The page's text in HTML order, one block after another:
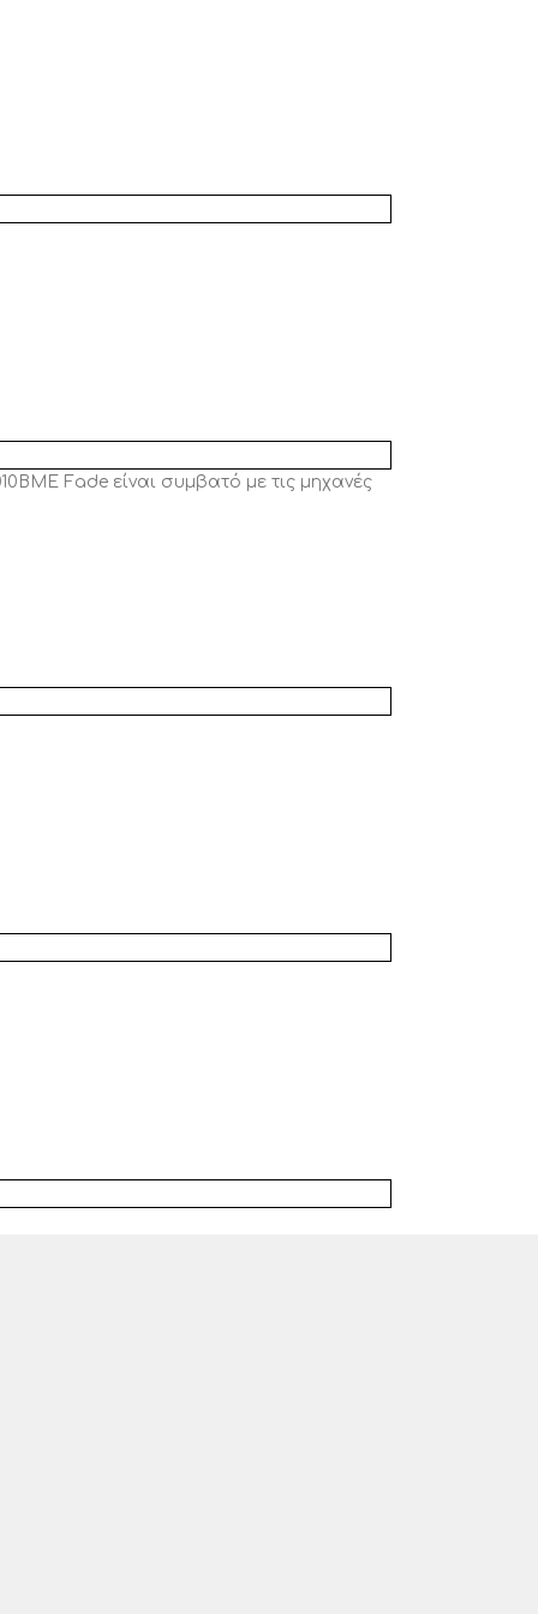
Fade είναι συμβατό με τις μηχανές